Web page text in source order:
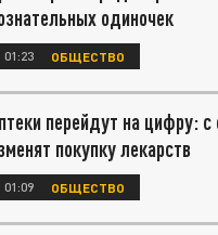
одиночек
01:23 ОБЩЕСТВО
перейдут на цифру: с
покупку лекарств
01:09 ОБЩЕСТВО